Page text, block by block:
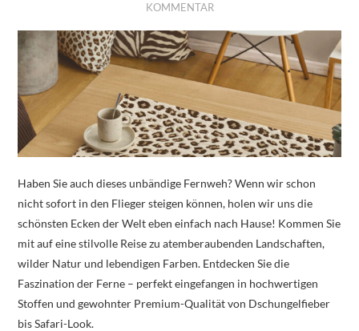
DATENSCHUTZERKLÄRUNG
KOMMENTAR
Haben Sie auch dieses unbändige Fernweh? Wenn wir schon
nicht sofort in den Flieger steigen können, holen wir uns die
schönsten Ecken der Welt eben einfach nach Hause! Kommen Sie
mit auf eine stilvolle Reise zu atemberaubenden Landschaften,
wilder Natur und lebendigen Farben. Entdecken Sie die
Faszination der Ferne – perfekt eingefangen in hochwertigen
Stoffen und gewohnter Premium-Qualität von Dschungelfieber
bis Safari-Look.